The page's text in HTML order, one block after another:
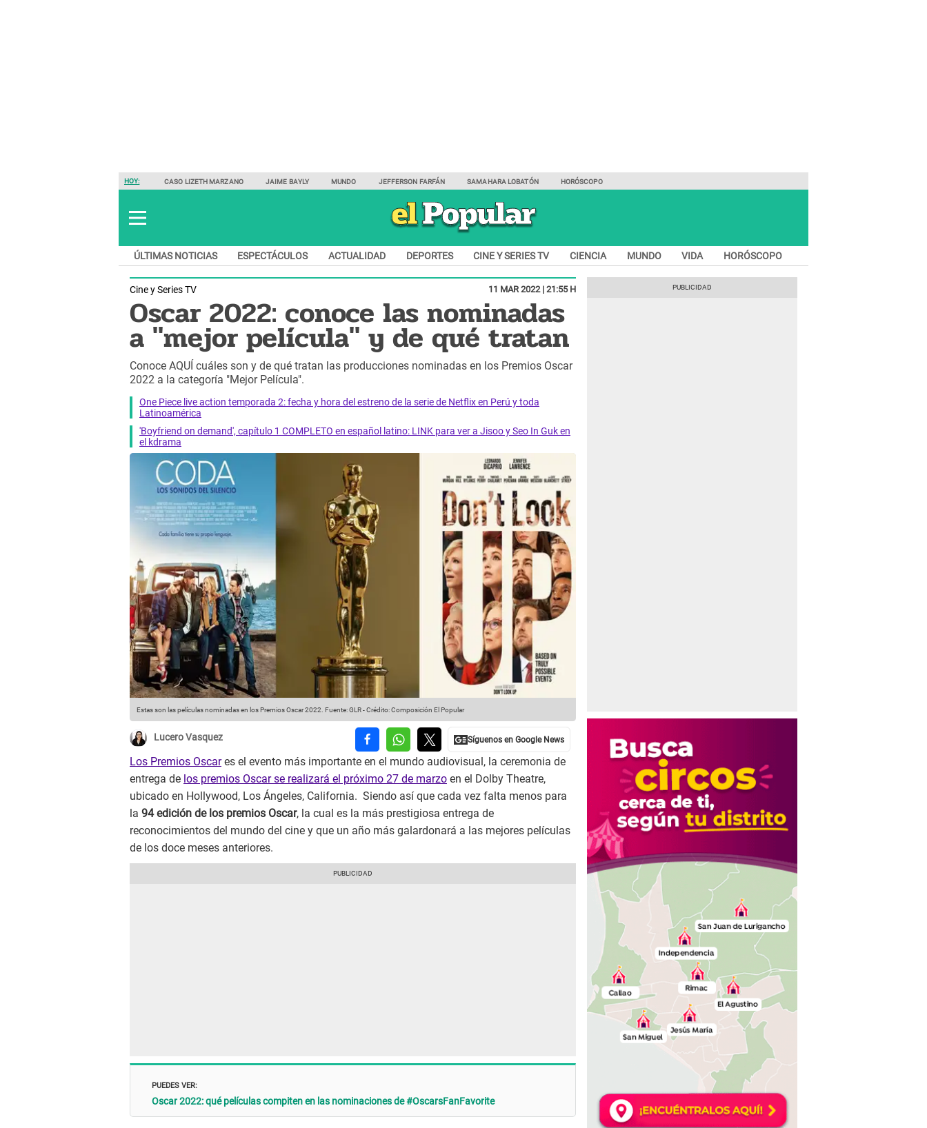
HOY: CASO LIZETH MARZANO JAIME BAYLY MUNDO JEFFERSON FARFÁN SAMAHARA LOBATÓN HORÓSCOPO
ÚLTIMAS NOTICIAS ESPECTÁCULOS ACTUALIDAD DEPORTES CINE Y SERIES TV CIENCIA MUNDO VIDA HORÓSCOPO
Cine y Series TV 11 MAR 2022 | 21:55 H
Oscar 2022: conoce las nominadas
a "mejor película" y de qué tratan
Conoce AQUÍ cuáles son y de qué tratan las producciones nominadas en los Premios Oscar
2022 a la categoría "Mejor Película".
One Piece live action temporada 2: fecha y hora del estreno de la serie de Netflix en Perú y toda
Latinoamérica
'Boyfriend on demand', capítulo 1 COMPLETO en español latino: LINK para ver a Jisoo y Seo In Guk en
el kdrama
Estas son las películas nominadas en los Premios Oscar 2022. Fuente: GLR-Crédito: Composición El Popular
Lucero Vasquez
Los Premios Oscares el evento más importante en el mundo audiovisual, la ceremonia de
entrega de los premios Oscar se realizará el próximo 27 de marzo en el Dolby Theatre,
ubicado en Hollywood, Los Ángeles, California. Siendo así que cada vez falta menos para
la 94 edición de los premios Oscar, la cual es la más prestigiosa entrega de
reconocimientos del mundo del cine y que un año más galardonará a las mejores películas
de los doce meses anteriores.
PUEDES VER:
Oscar 2022: qué películas compiten en las nominaciones de #OscarsFanFavorite